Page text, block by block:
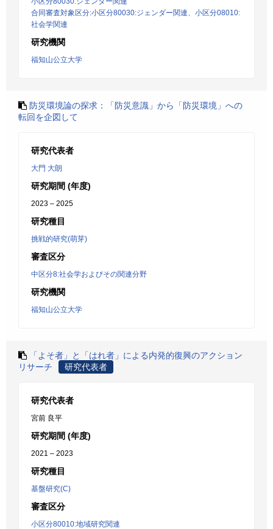
合同審査対象区分:小区分80030:ジェンダー関連、小区分08010:
社会学関連
研究機関
福知山公立大学
防災環境論の探求：「防災意識」から「防災環境」への
転回を企図して
研究代表者
大門 大朗
研究期間 (年度)
2023 – 2025
研究種目
挑戦的研究(萌芽)
審査区分
中区分8:社会学およびその関連分野
研究機関
福知山公立大学
「よそ者」と「はれ者」による内発的復興のアクション
リサーチ
研究代表者
研究代表者
宮前 良平
研究期間 (年度)
2021 – 2023
研究種目
基盤研究(C)
審査区分
小区分80010:地域研究関連